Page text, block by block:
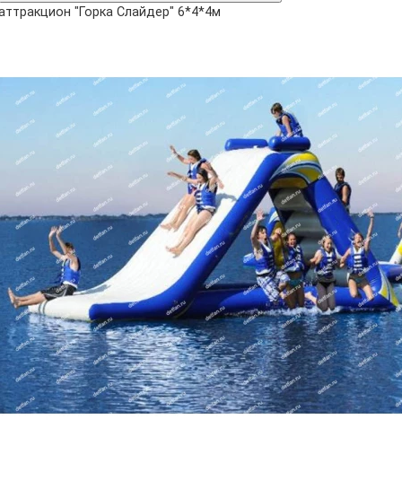
"Горка Слайдер" 6*4*4м